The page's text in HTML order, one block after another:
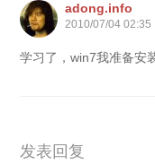
adong.info
2010/07/04 02:35
学习了，win7我准备安
发表回复